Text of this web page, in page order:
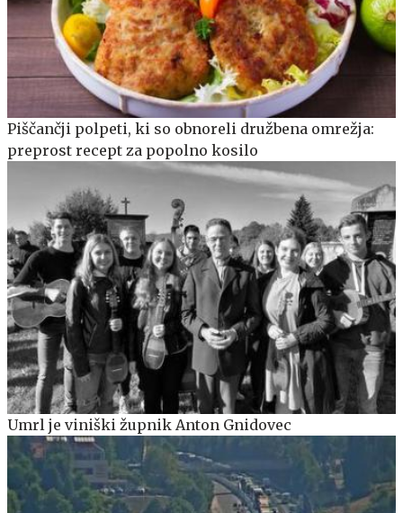
Piščančji polpeti, ki so obnoreli družbena omrežja:
preprost recept za popolno kosilo
Umrl je viniški župnik Anton Gnidovec